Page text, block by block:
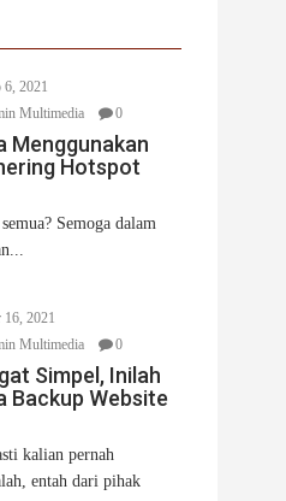
6, 2021
Multimedia
0
Menggunakan
Hotspot
Semoga dalam
2021
Multimedia
0
Simpel, Inilah
Backup Website
kalian pernah
entah dari pihak